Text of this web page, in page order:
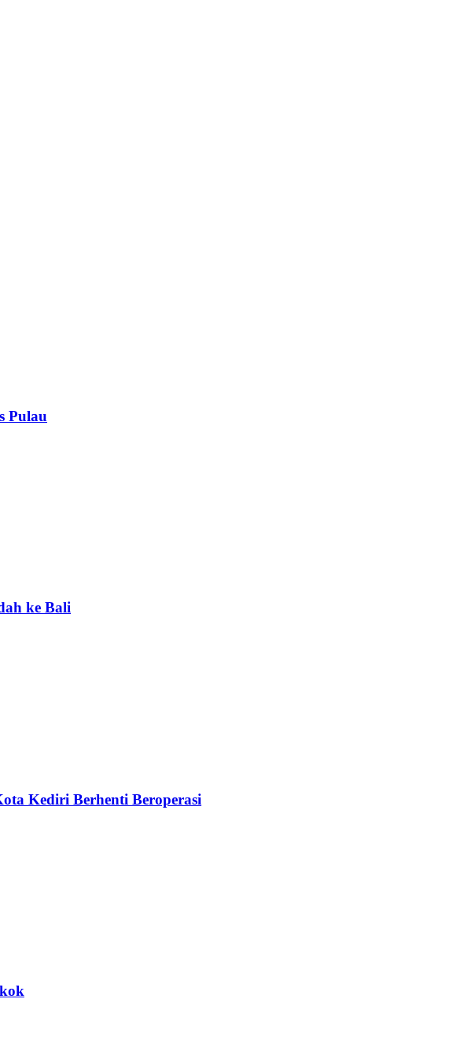
Pulau
ke Bali
Kediri Berhenti Beroperasi